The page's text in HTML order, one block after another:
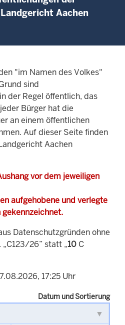
Aachen
"im Namen des Volkes"
sind
der Regel öffentlich, das
Bürger hat die
an einem öffentlichen
Auf dieser Seite finden
Aachen
vor dem jeweiligen
aufgehobene und verlegte
Datenschutzgründen ohne
26” statt „10 C
17:25 Uhr
Datum und Sortierung